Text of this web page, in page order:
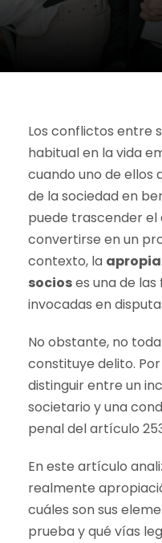
Los conflictos entre
habitual en la vida
cuando uno de ellos
de la sociedad en
puede trascender
convertirse en un
contexto, la
socioses una de
invocadas en
No obstante, no
constituye delito.
distinguir entre un
societario y una
penal del artículo
En este artículo
realmente
cuáles son sus
prueba y qué vías